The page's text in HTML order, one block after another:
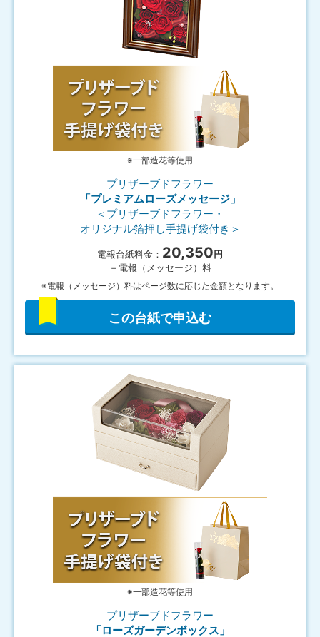
※一部造花等使用
プリザーブドフラワー
「プレミアムローズメッセージ」
＜プリザーブドフラワー・
オリジナル箔押し手提げ袋付き＞
電報台紙料金： 20,350円
＋電報（メッセージ）料
※電報（メッセージ）料はページ数に応じた金額となります。
この台紙で申込む
※一部造花等使用
プリザーブドフラワー
「ローズガーデンボックス」